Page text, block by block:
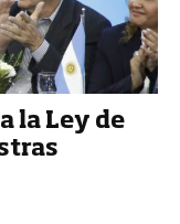
la Ley de